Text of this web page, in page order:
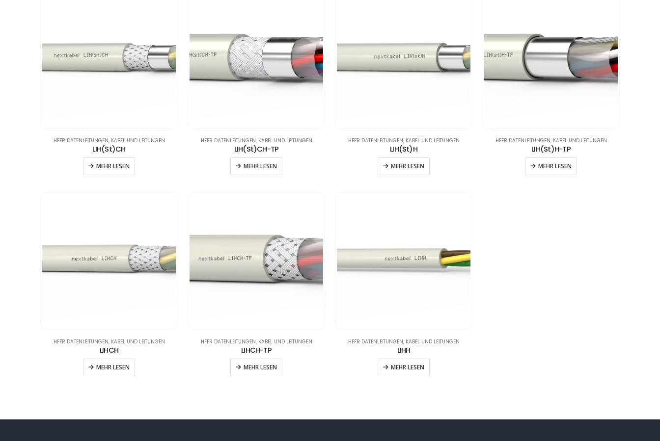
HFFR DATENLEITUNGEN, KABEL UND LEITUNGEN
LIH(St)CH
MEHR LESEN
HFFR DATENLEITUNGEN, KABEL UND LEITUNGEN
LIH(St)CH-TP
MEHR LESEN
HFFR DATENLEITUNGEN, KABEL UND LEITUNGEN
LIH(St)H
MEHR LESEN
HFFR DATENLEITUNGEN, KABEL UND LEITUNGEN
LIH(St)H-TP
MEHR LESEN
HFFR DATENLEITUNGEN, KABEL UND LEITUNGEN
LIHCH
MEHR LESEN
HFFR DATENLEITUNGEN, KABEL UND LEITUNGEN
LIHCH-TP
MEHR LESEN
HFFR DATENLEITUNGEN, KABEL UND LEITUNGEN
LIHH
MEHR LESEN